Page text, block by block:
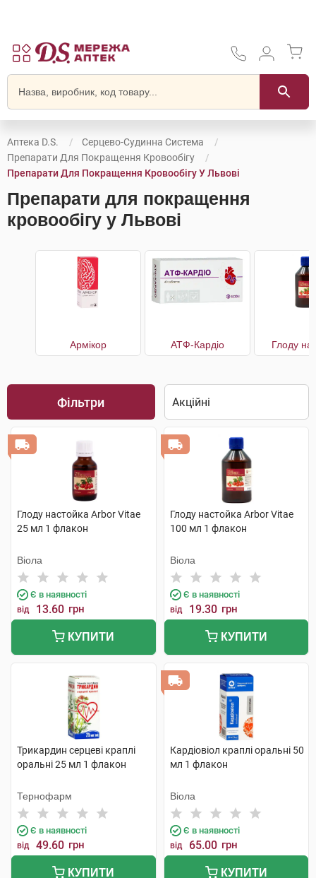
Аптека D.S.
Серцево-Судинна Система
Препарати Для Покращення Кровообігу
Препарати Для Покращення Кровообігу У Львові
Препарати для покращення
кровообігу у Львові
Армікор АТФ-Кардіо Глоду
Фільтри
Глоду настойка Arbor Vitae
25 мл 1 флакон
Віола
Є в наявності
від 13.60 грн
КУПИТИ
Глоду настойка Arbor Vitae
100 мл 1 флакон
Віола
Є в наявності
від 19.30 грн
КУПИТИ
Трикардин серцеві краплі
оральні 25 мл 1 флакон
Тернофарм
Є в наявності
від 49.60 грн
КУПИТИ
Кардіовіол краплі оральні 50
мл 1 флакон
Віола
Є в наявності
від 65.00 грн
КУПИТИ